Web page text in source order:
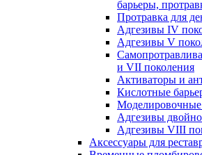
барьеры,
Протравка для
Адгезивы IV
Адгезивы V
и VII поколения
Активаторы и
Кислотные
Адгезивы
Адгезивы VIII
Аксессуары для